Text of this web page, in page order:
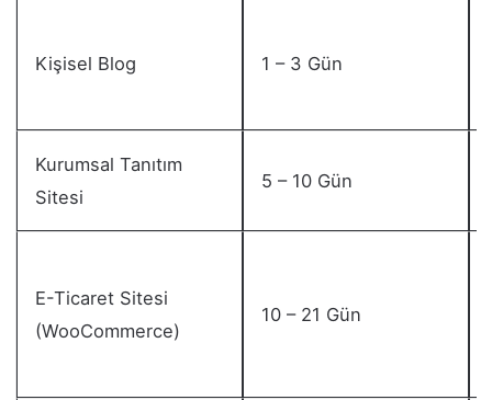
Kişisel Blog 1 – 3 Gün
Kurumsal Tanıtım
Sitesi
5 – 10 Gün
E-Ticaret Sitesi
(WooCommerce)
10 – 21 Gün